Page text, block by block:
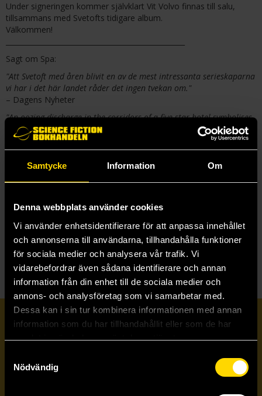
Samtycke Information Om
Denna webbplats använder cookies
Vi använder enhetsidentifierare för att anpassa innehållet
och annonserna till användarna, tillhandahålla funktioner
för sociala medier och analysera vår trafik. Vi
vidarebefordrar även sådana identifierare och annan
information från din enhet till de sociala medier och
annons- och analysföretag som vi samarbetar med.
Dessa kan i sin tur kombinera informationen med annan
information som du har tillhandahållit eller som de har
samlat in när du har använt deras tjänster.
Nödvändig
Under signeringen kommer självklart Vit Volvo finnas till salu,
tillsammans med Svetofts tidigare album.
Välkommen!
Sagt om Spa:
"Att Svetoft med åren blivit en av de mest intressanta serieskaparna
vi har i det här landet råder det ingen tvekan om."
– Dagens Nyheter
"An oozing discharge in the corridors of a five-star hotel symbolises
the corruption of the rich in the Swedish artist’s mordant gothic
debut."
– The Guardian
"Spa follows through with about as fully-formed a debut as
something this slippery and surreal could reasonably be."
"What? No idea what I just read. Gross and weird."
– Patricia, Goodreads
Datum:
fredag, juli 4, 2025
Butik:Malmö
Prenumerera på vårt nyhetsbrev
Skicka